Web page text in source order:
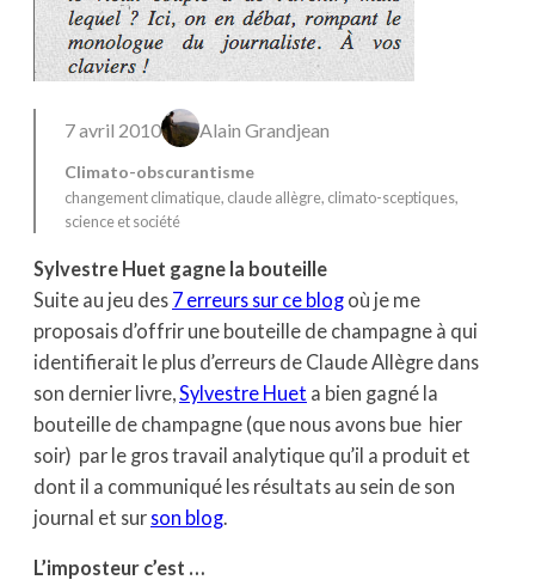
7 avril 2010 Alain Grandjean
Climato-obscurantisme
changement climatique, claude allègre, climato-sceptiques
science et société
Sylvestre Huet gagne la bouteille
Suite au jeu des 7 erreurs sur ce blog où je me
proposais d’offrir une bouteille de champagne à qui
identifierait le plus d’erreurs de Claude Allègre dans
son dernier livre, Sylvestre Huet a bien gagné la
bouteille de champagne (que nous avons bue hier
soir) par le gros travail analytique qu’il a produit et
dont il a communiqué les résultats au sein de son
journal et sur son blog
L’imposteur c’est …